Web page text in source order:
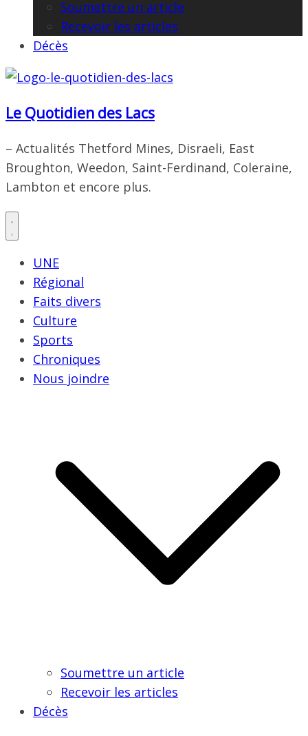
Soumettre un article
Recevoir les articles
Décès
Le Quotidien des Lacs
– Actualités Thetford Mines, Disraeli, East
Broughton, Weedon, Saint-Ferdinand, Coleraine,
Lambton et encore plus.
UNE
Régional
Faits divers
Culture
Sports
Chroniques
Nous joindre
Soumettre un article
Recevoir les articles
Décès